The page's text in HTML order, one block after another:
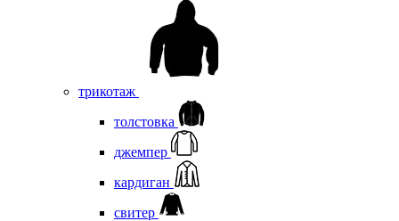
трикотаж
толстовка
джемпер
кардиган
свитер